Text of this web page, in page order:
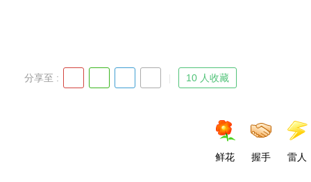
分享至 : 10 人收藏
鲜花 握手 雷人